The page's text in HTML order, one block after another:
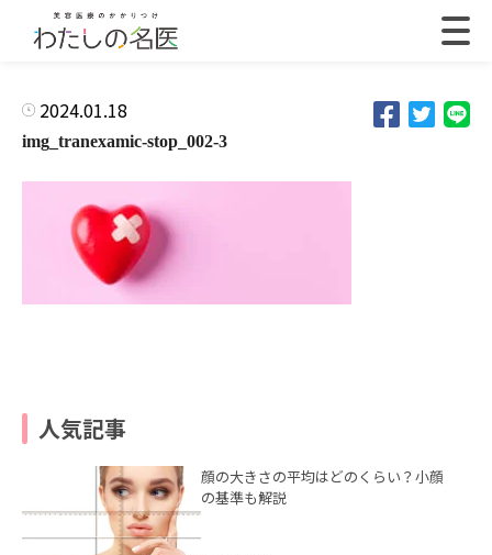
2024.01.18
img_tranexamic-stop_002-3
人気記事
顔の大きさの平均はどのくらい？小顔
の基準も解説